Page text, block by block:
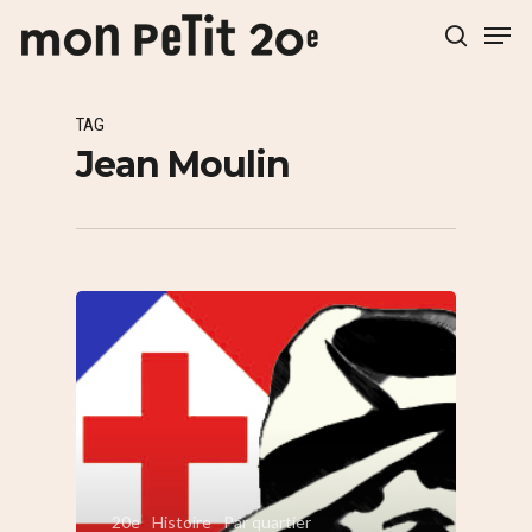
Hit enter to search or ESC to close
TAG
Jean Moulin
20e Histoire Par quartier